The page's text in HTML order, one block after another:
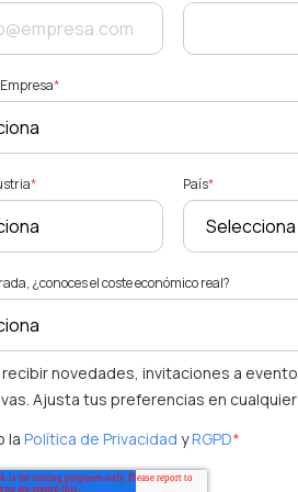
*
* País*
¿conoces el coste económico real?
recibir novedades, invitaciones a
Ajusta tus preferencias en
la Política de Privacidad yRGPD*